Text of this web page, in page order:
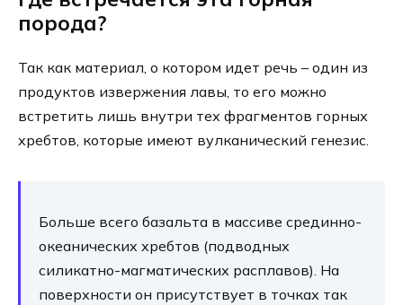
порода?
Так как материал, о котором идет речь – один из
продуктов извержения лавы, то его можно
встретить лишь внутри тех фрагментов горных
хребтов, которые имеют вулканический генезис.
Больше всего базальта в массиве срединно-
океанических хребтов (подводных
силикатно-магматических расплавов). На
поверхности он присутствует в точках так